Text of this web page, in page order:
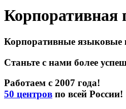
Корпоративные языковые
Станьте с нами более
Работаем с 2007 года!
50 центров по всей России!